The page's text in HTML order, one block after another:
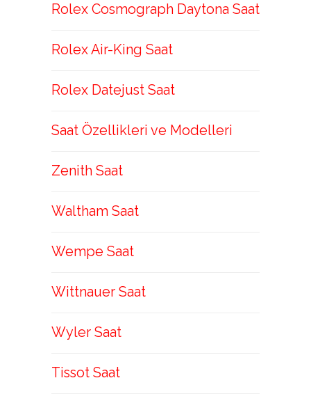
Rolex Cosmograph Daytona Saat
Rolex Air-King Saat
Rolex Datejust Saat
Saat Özellikleri ve Modelleri
Zenith Saat
Waltham Saat
Wempe Saat
Wittnauer Saat
Wyler Saat
Tissot Saat